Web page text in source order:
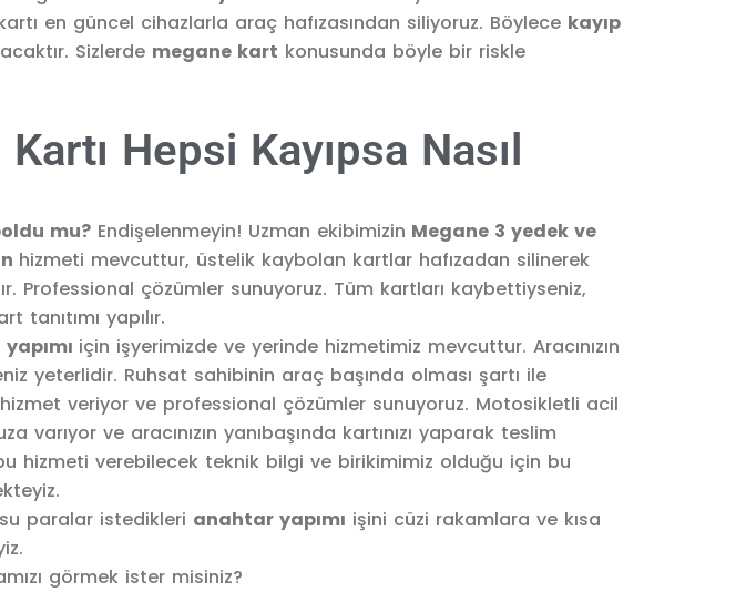
en güncel cihazlarla araç hafızasından siliyoruz. Böylece kayıp
Sizlerde megane kart konusunda böyle bir riskle
Hepsi Kayıpsa Nasıl
mu? Endişelenmeyin! Uzman ekibimizin Megane 3 yedek ve
hizmeti mevcuttur, üstelik kaybolan kartlar hafızadan silinerek
Professional çözümler sunuyoruz. Tüm kartları kaybettiyseniz,
tanıtımı yapılır.
için işyerimizde ve yerinde hizmetimiz mevcuttur. Aracınızın
yeterlidir. Ruhsat sahibinin araç başında olması şartı ile
veriyor ve professional çözümler sunuyoruz. Motosikletli acil
varıyor ve aracınızın yanıbaşında kartınızı yaparak teslim
hizmeti verebilecek teknik bilgi ve birikimimiz olduğu için bu
paralar istedikleri anahtar yapımı işini cüzi rakamlara ve kısa
görmek ister misiniz?